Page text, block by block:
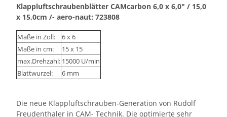
Klappluftschraubenblätter CAMcarbon 6,0 x 6,0" / 15,0
x 15,0cm /- aero-naut: 723808
Maße in Zoll:
6 x 6
Maße in cm:
15 x 15
max.Drehzahl: 15000 U/min
Blattwurzel:
6 mm
Die neue Klappluftschrauben-Generation von Rudolf
Freudenthaler in CAM- Technik. Die optimierte sehr